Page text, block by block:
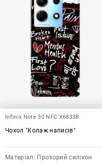
Infinix Note 30 NFC X6833B
Чохол "Колаж написів"
Матеріал: Прозорий силікон